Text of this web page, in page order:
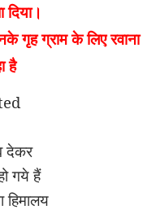
दिया।
गृह ग्राम के लिए रवाना
है
देकर
गये हैं